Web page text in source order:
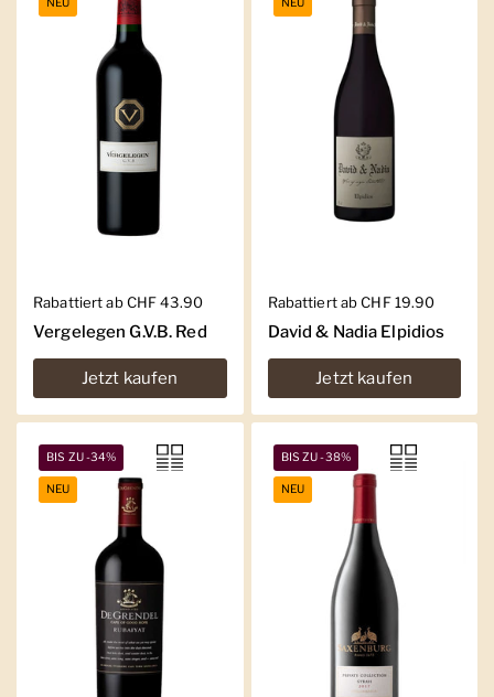
Regulärer Preis
Rabattiert ab CHF 43.90
Vergelegen G.V.B. Red
Jetzt kaufen
NEU
Regulärer Preis
Rabattiert ab CHF 19.90
David & Nadia Elpidios
Jetzt kaufen
NEU
BIS ZU -34%
NEU
BIS ZU -38%
NEU